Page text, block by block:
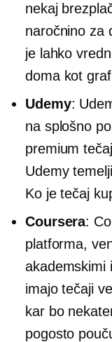
nekaj
naročnino za
je lahko
doma kot
Udemy:
na splošno
premium
Udemy
Ko je tečaj
Coursera:
platforma,
akademskimi
imajo tečaji
kar bo
pogosto